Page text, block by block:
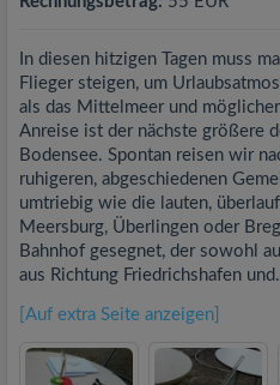
In diesen hitzigen Tagen muss
Flieger steigen, um
als das Mittelmeer und
Anreise ist der nächste größere
Bodensee. Spontan reisen wir
ruhigeren, abgeschiedenen
umtriebig wie die lauten,
Meersburg, Überlingen oder
Bahnhof gesegnet, der sowohl
aus Richtung Friedrichshafen
[Auf extra Seite anzeigen]